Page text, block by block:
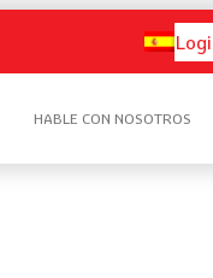
HABLE CON NOSOTROS